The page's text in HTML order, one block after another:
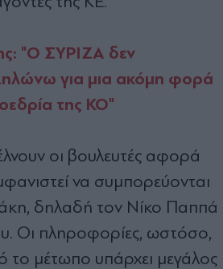
"Ο ΣΥΡΙΖΑ δεν
για μια ακόμη φορά
της ΚΟ"
οι βουλευτές αφορά
να συμπορεύονται
δηλαδή τον Νίκο Παππά
Οι πληροφορίες, ωστόσο,
το μέτωπο υπάρχει μεγάλος